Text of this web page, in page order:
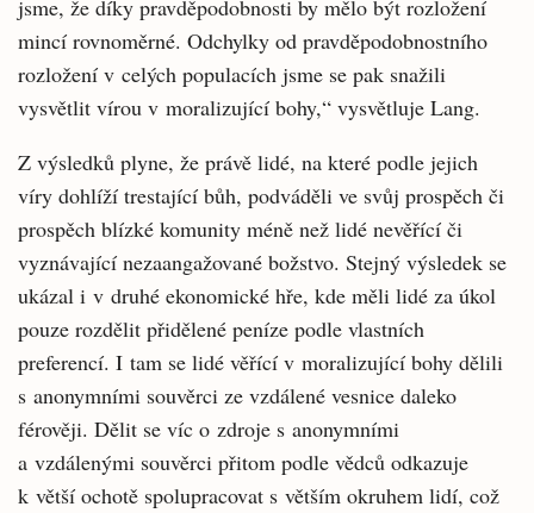
jsme, že díky pravděpodobnosti by mělo být rozložení
mincí rovnoměrné. Odchylky od pravděpodobnostního
rozložení v celých populacích jsme se pak snažili
vysvětlit vírou v moralizující bohy,“ vysvětluje Lang.
Z výsledků plyne, že právě lidé, na které podle jejich
víry dohlíží trestající bůh, podváděli ve svůj prospěch či
prospěch blízké komunity méně než lidé nevěřící či
vyznávající nezaangažované božstvo. Stejný výsledek se
ukázal i v druhé ekonomické hře, kde měli lidé za úkol
pouze rozdělit přidělené peníze podle vlastních
preferencí. I tam se lidé věřící v moralizující bohy dělili
s anonymními souvěrci ze vzdálené vesnice daleko
férověji. Dělit se víc o zdroje s anonymními
a vzdálenými souvěrci přitom podle vědců odkazuje
k větší ochotě spolupracovat s větším okruhem lidí, což